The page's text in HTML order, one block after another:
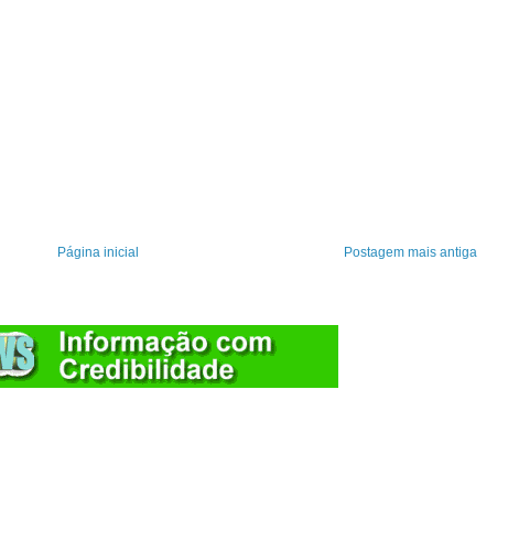
Postagem mais antiga
Página inicial